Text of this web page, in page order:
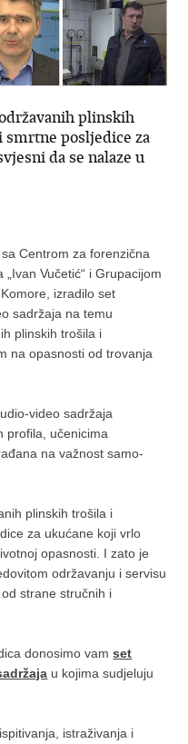
plinskih
posljedice za
da se nalaze u
Centrom za forenzična
Vučetić“ i Grupacijom
izradilo set
sadržaja na temu
plinskih trošila i
na opasnosti od trovanja
video sadržaja
profila, učenicima
na važnost samo-
plinskih trošila i
za ukućane koji vrlo
opasnosti. I zato je
održavanju i servisu
strane stručnih i
donosimo vamset
u kojima sudjeluju
istraživanja i